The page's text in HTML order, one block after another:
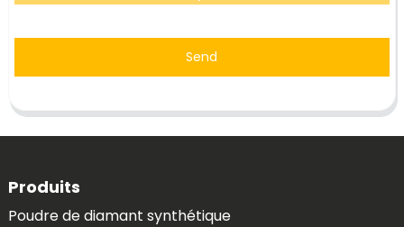
Send
Produits
Poudre de diamant synthétique